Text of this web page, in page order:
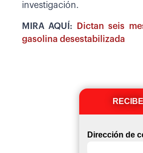
investigación.
MIRA AQUÍ:
Dictan seis
gasolina desestabilizada
Dirección de